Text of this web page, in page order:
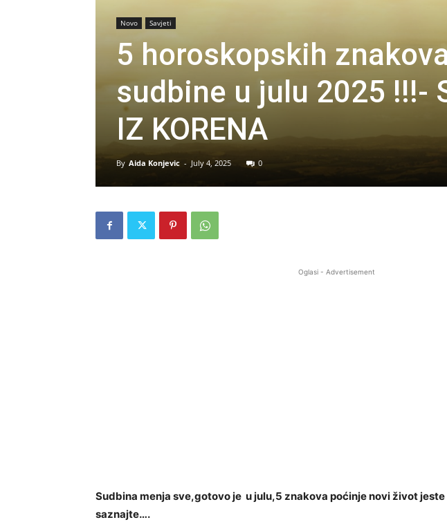
Novo Savjeti
5 horoskopskih
sudbine u julu 2025 !!!-
IZ KORENA
By Aida Konjevic - July 4, 2025 0
Oglasi - Advertisement
Sudbina menja sve,gotovo je u julu,5 znakova poćinje novi život
saznajte….